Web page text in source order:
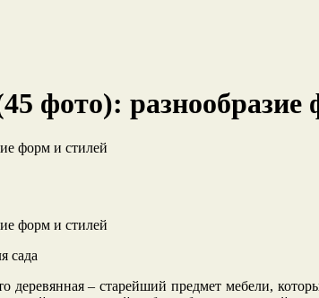
фото): разнообразие
сада
деревянная – старейший предмет мебели,